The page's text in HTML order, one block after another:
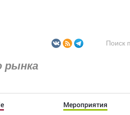
рынка
Мероприятия